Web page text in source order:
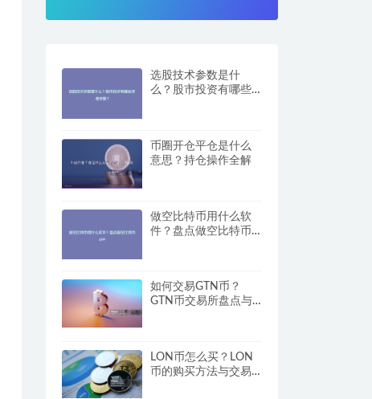
选股技术参数是什
么？股市投资有哪些
币圈开仓平仓是什么
意思？持仓操作全解
做空比特币用什么软
件？盘点做空比特币
如何交易GTN币？
GTN币交易所盘点与
LON币怎么买？LON
币的购买方法与交易